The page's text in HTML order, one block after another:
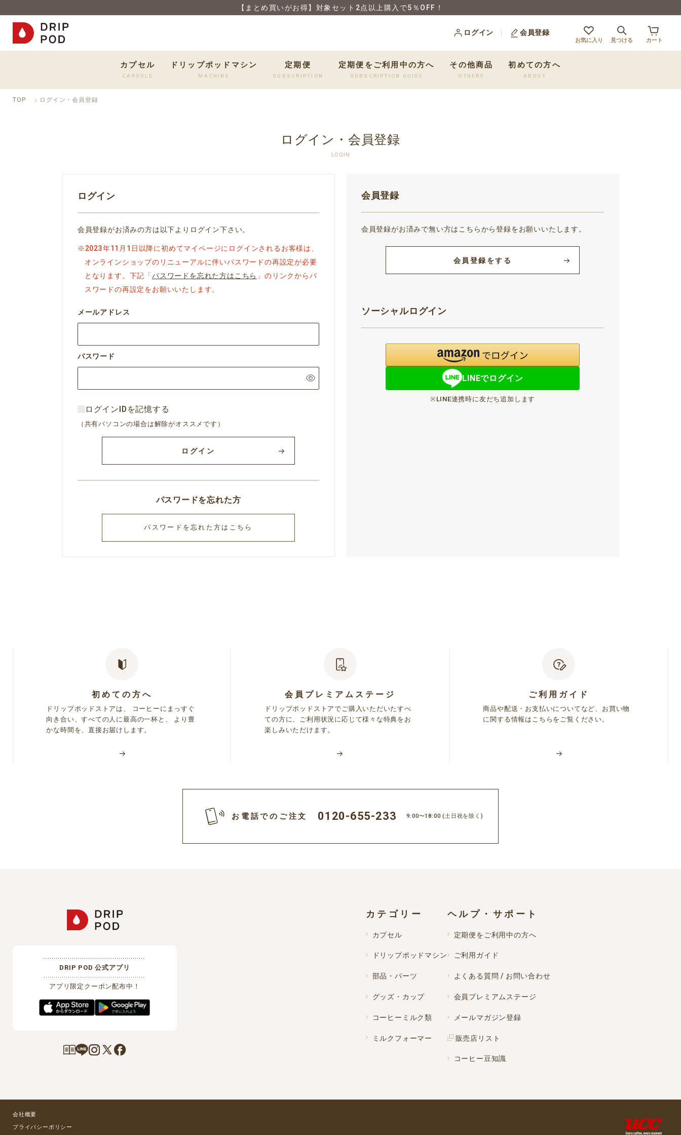
【まとめ買いがお得】対象セット2点以上購入で5％OFF！
ログイン 会員登録
お気に入り 見つける カート
カプセル
CAPSULE
ドリップポッドマシン
MACHINE
定期便
SUBSCRIPTION
定期便をご利用中の方へ
SUBSCRIPTION GUIDE
その他商品
OTHERS
初めての方へ
ABOUT
TOP ログイン・会員登録
ログイン・会員登録
LOGIN
ログイン
会員登録がお済みの方は以下よりログイン下さい。
※2023年11月1日以降に初めてマイページにログインされるお客様は、
オンラインショップのリニューアルに伴いパスワードの再設定が必要
となります。下記「パスワードを忘れた方はこちら 」のリンクからパ
スワードの再設定をお願いいたします。
メールアドレス
パスワード
ログインIDを記憶する
（共有パソコンの場合は解除がオススメです）
ログイン
パスワードを忘れた方
パスワードを忘れた方はこちら
会員登録
会員登録がお済みで無い方はこちらから登録をお願いいたします。
会員登録をする
ソーシャルログイン
LINEでログイン
※LINE連携時に友だち追加します
初めての方へ
ドリップポッドストアは、 コーヒーにまっすぐ
向き合い、すべての人に最高の一杯と、 より豊
かな時間を、直接お届けします。
会員プレミアムステージ
ドリップポッドストアでご購入いただいたすべ
ての方に、ご利用状況に応じて様々な特典をお
楽しみいただけます。
ご利用ガイド
商品や配送・お支払いについてなど、お買い物
に関する情報はこちらをご覧ください。
お電話でのご注文 0120-655-233 9:00〜18:00(土日祝を除く)
DRIP POD 公式アプリ
アプリ限定クーポン配布中！
カテゴリー
カプセル
ドリップポッドマシン
部品・パーツ
グッズ・カップ
コーヒーミルク類
ミルクフォーマー
ヘルプ・サポート
定期便をご利用中の方へ
ご利用ガイド
よくある質問 / お問い合わせ
会員プレミアムステージ
メールマガジン登録
販売店リスト
コーヒー豆知識
会社概要
プライバシーポリシー